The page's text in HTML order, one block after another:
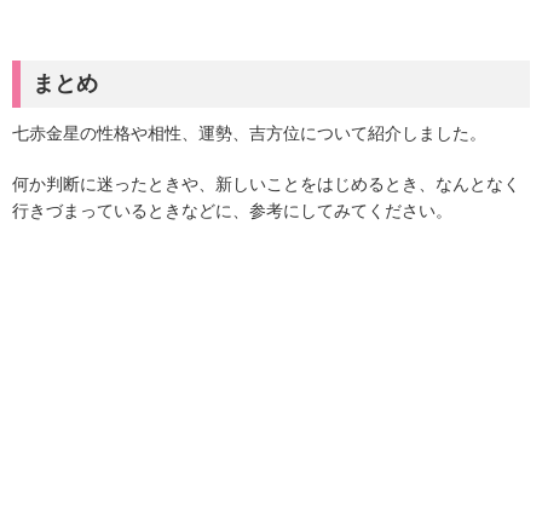
まとめ
七赤金星の性格や相性、運勢、吉方位について紹介しました。
何か判断に迷ったときや、新しいことをはじめるとき、なんとなく
行きづまっているときなどに、参考にしてみてください。